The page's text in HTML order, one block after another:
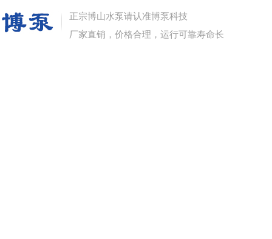
正宗博山水泵请认准博泵科技
厂家直销，价格合理，运行可靠寿命长